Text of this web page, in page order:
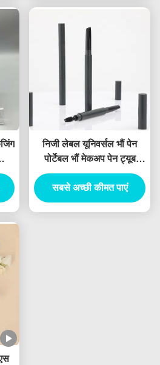
निजी लेबल यूनिवर्सल भौं पेन
पोर्टेबल भौं मेकअप पेन ट्यूब
डबल-एंडेड भौं पेंसिल कस्टम भौं
पेन कंटेनर
सबसे अच्छी कीमत पाएं